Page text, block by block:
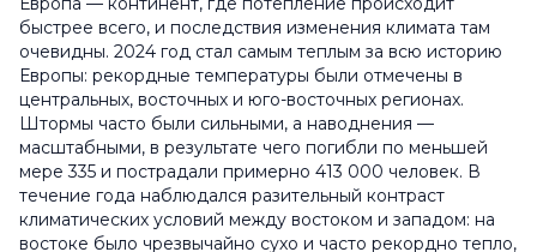
быстрее всего, и последствия изменения климата там
очевидны. 2024 год стал самым теплым за всю историю
Европы: рекордные температуры были отмечены в
центральных, восточных и юго-восточных регионах.
Штормы часто были сильными, а наводнения —
масштабными, в результате чего погибли по меньшей
мере 335 и пострадали примерно 413 000 человек. В
течение года наблюдался разительный контраст
климатических условий между востоком и западом: на
востоке было чрезвычайно сухо и часто рекордно тепло,